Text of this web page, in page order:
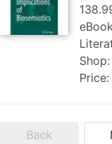
Shop:
Price:
Back